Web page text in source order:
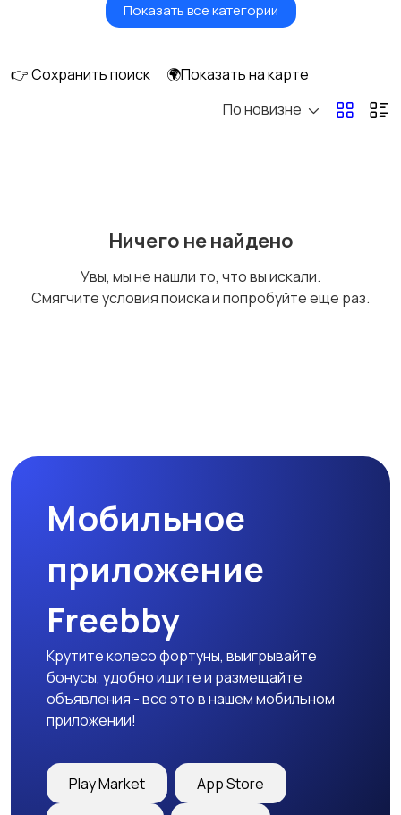
Будущим мамам Верхняя одежда
Домашняя одежда
Трикотаж Спортивная одежда
Футболки и топы
одежда
Показать все категории
👉 Сохранить поиск
🌍Показать на карте
По новизне
Ничего не найдено
Увы, мы не нашли то, что вы искали.
Смягчите условия поиска и попробуйте еще раз.
Мобильное
приложение
Freebby
Крутите колесо фортуны, выигрывайте
бонусы, удобно ищите и размещайте
объявления - все это в нашем мобильном
приложении!
Play Market App Store